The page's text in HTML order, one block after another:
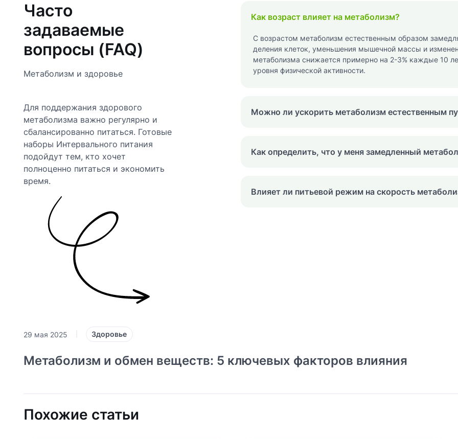
Часто
задаваемые
вопросы (FAQ)
Метаболизм и здоровье
Для поддержания здорового
метаболизма важно регулярно и
сбалансированно питаться. Готовые
наборы Интервального питания
подойдут тем, кто хочет
полноценно питаться и экономить
время.
Как возраст влияет на метаболизм?
С возрастом метаболизм естественным образом
деления клеток, уменьшения мышечной массы и
метаболизма снижается примерно на 2-3% каждые 10
уровня физической активности.
Можно ли ускорить метаболизм естественным
Как определить, что у меня замедленный
Влияет ли питьевой режим на скорость
29 мая 2025 Здоровье
Метаболизм и обмен веществ: 5 ключевых факторов влияния
Похожие статьи